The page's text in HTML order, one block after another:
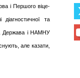
і Першого віце-
діагностичної та
Держава і НАМНУ
але казати,